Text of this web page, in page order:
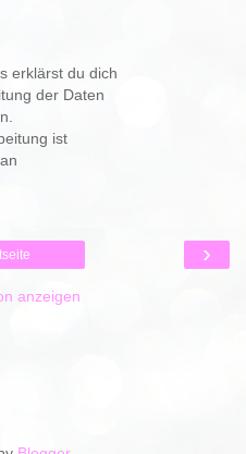
erklärst du dich
der Daten
ist
›
anzeigen